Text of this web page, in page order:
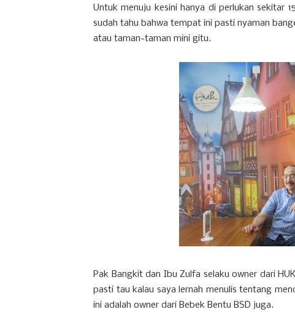
Untuk menuju kesini hanya di perlukan sekitar
sudah tahu bahwa tempat ini pasti nyaman
atau taman-taman mini gitu.
Pak Bangkit dan Ibu Zulfa selaku owner dari
pasti tau kalau saya lernah menulis tentang
ini adalah owner dari Bebek Bentu BSD juga.